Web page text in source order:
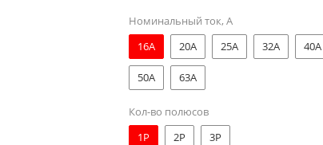
Номинальный ток, А
16A
20A 25A 32A 40A
50A 63A
Кол-во полюсов
1Р
2Р 3Р